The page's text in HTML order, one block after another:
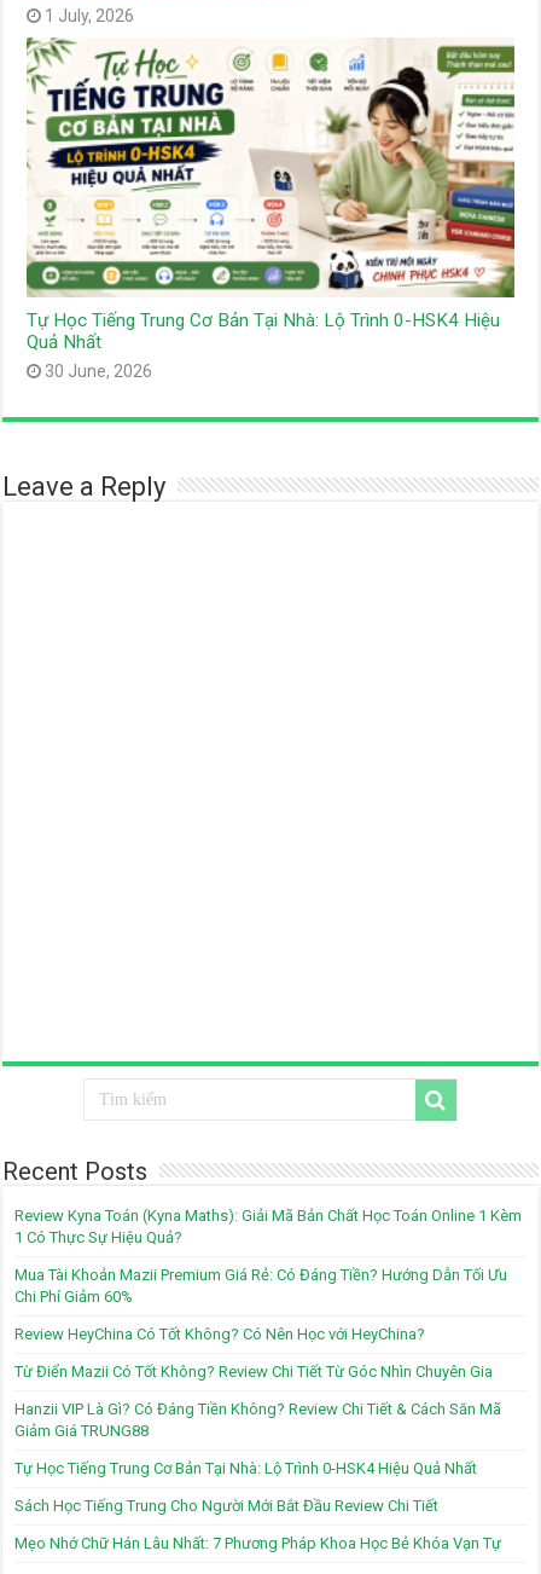
1 July, 2026
Tự Học Tiếng Trung Cơ Bản Tại Nhà: Lộ Trình 0-HSK4 Hiệu
Quả Nhất
30 June, 2026
Leave a Reply
Recent Posts
Review Kyna Toán (Kyna Maths): Giải Mã Bản Chất Học Toán Online 1 Kèm
1 Có Thực Sự Hiệu Quả?
Mua Tài Khoản Mazii Premium Giá Rẻ: Có Đáng Tiền? Hướng Dẫn Tối Ưu
Chi Phí Giảm 60%
Review HeyChina Có Tốt Không? Có Nên Học với HeyChina?
Từ Điển Mazii Có Tốt Không? Review Chi Tiết Từ Góc Nhìn Chuyên Gia
Hanzii VIP Là Gì? Có Đáng Tiền Không? Review Chi Tiết & Cách Săn Mã
Giảm Giá TRUNG88
Tự Học Tiếng Trung Cơ Bản Tại Nhà: Lộ Trình 0-HSK4 Hiệu Quả Nhất
Sách Học Tiếng Trung Cho Người Mới Bắt Đầu Review Chi Tiết
Mẹo Nhớ Chữ Hán Lâu Nhất: 7 Phương Pháp Khoa Học Bẻ Khóa Vạn Tự